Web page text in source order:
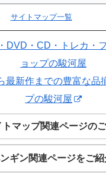
サイトマップ一覧
最新作までの豊富な品
プの駿河屋
マップ関連ページの
ギン関連ページをご紹